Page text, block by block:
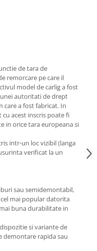
de tara de
remorcare pe care il
model de carlig a fost
autoritati de drept
a fost fabricat. In
acest inscris poate fi
in orice tara europeana si
intr-un loc vizibil (langa
verificat la un
sau semidemontabil,
mai popular datorita
buna durabilitate in
si variante de
demontare rapida sau